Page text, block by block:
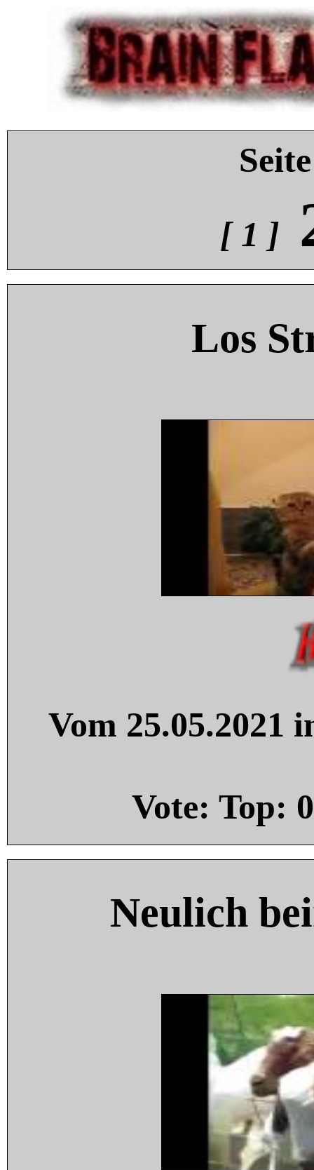
[ 1 ]
Los
Vom 25.05.2021
Vote: Top: 0
Neulich